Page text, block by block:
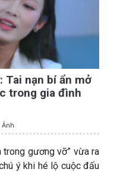
Tai nạn bí ẩn mở
trong gia đình
trong gương vỡ” vừa ra
ý khi hé lộ cuộc đấu